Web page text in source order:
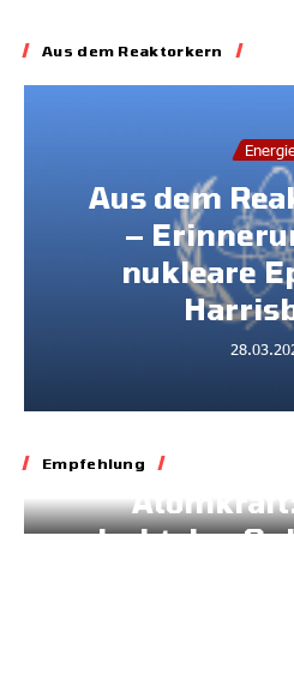
Aus dem Reaktorkern
Aus dem
–
nukleare
Empfehlung
dreht den